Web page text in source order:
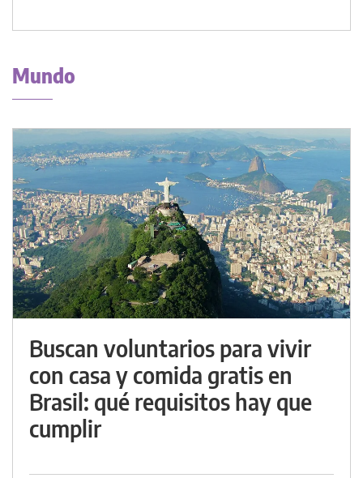
Mundo
Buscan voluntarios para vivir
con casa y comida gratis en
Brasil: qué requisitos hay que
cumplir